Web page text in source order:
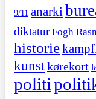
9/11 anarki
diktatur Fogh
historie
kunstkørekort
politi